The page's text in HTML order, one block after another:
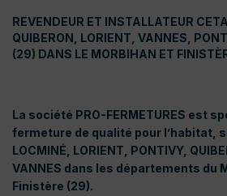
REVENDEUR ET INSTALLATEUR
QUIBERON, LORIENT, VANNES,
(29) DANS LE MORBIHAN ET
La société PRO-FERMETURES est
fermeture de qualité pour l’habitat,
LOCMINÉ, LORIENT, PONTIVY,
VANNES dans les départements du
Finistère (29).